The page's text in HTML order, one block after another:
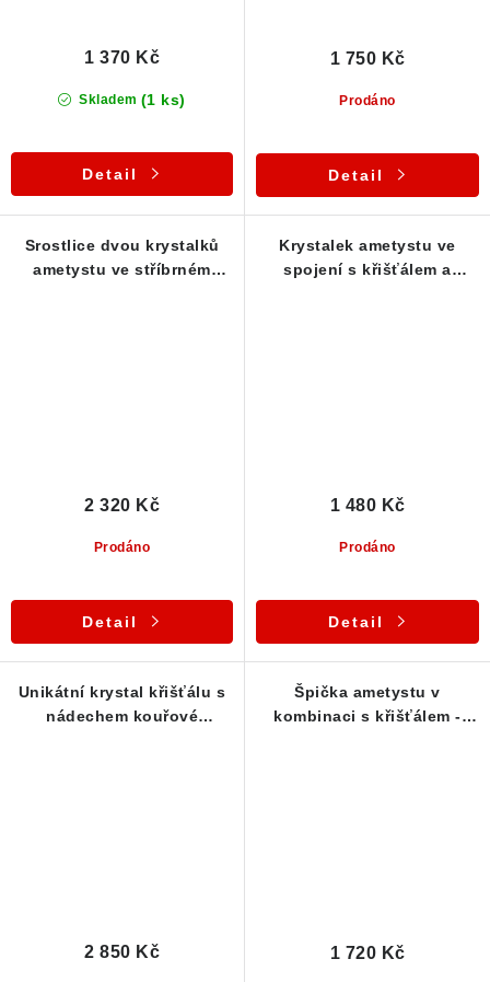
Skladem (1 ks)
1 370 Kč
Detail
Prodáno
1 750 Kč
Detail
Srostlice dvou krystalků
ametystu ve stříbrném
Prodáno
2 320 Kč
Detail
Krystalek ametystu ve
spojení s křišťálem a
Prodáno
1 480 Kč
Detail
Unikátní krystal křišťálu s
nádechem kouřové
2 850 Kč
Špička ametystu v
kombinaci s křišťálem -
1 720 Kč